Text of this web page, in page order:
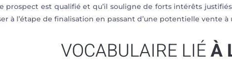
prospect est qualifié et qu’il souligne de forts intérêts
à l’étape de finalisation en passant d’une potentielle vente à
VOCABULAIRE LIÉÀ